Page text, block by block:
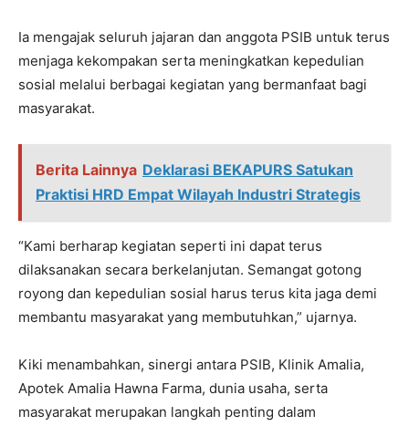
Ia mengajak seluruh jajaran dan anggota PSIB untuk terus
menjaga kekompakan serta meningkatkan kepedulian
sosial melalui berbagai kegiatan yang bermanfaat bagi
masyarakat.
Berita Lainnya Deklarasi BEKAPURS Satukan
Praktisi HRD Empat Wilayah Industri Strategis
“Kami berharap kegiatan seperti ini dapat terus
dilaksanakan secara berkelanjutan. Semangat gotong
royong dan kepedulian sosial harus terus kita jaga demi
membantu masyarakat yang membutuhkan,” ujarnya.
Kiki menambahkan, sinergi antara PSIB, Klinik Amalia,
Apotek Amalia Hawna Farma, dunia usaha, serta
masyarakat merupakan langkah penting dalam